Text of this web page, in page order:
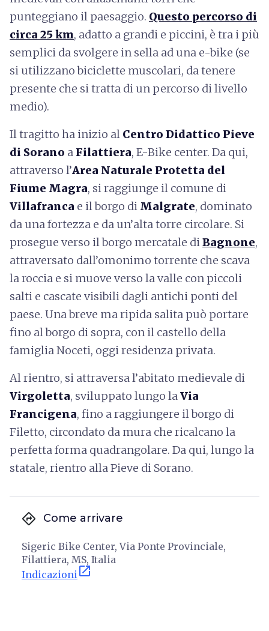
punteggiano il paesaggio. Questo percorso di
circa 25 km, adatto a grandi e piccini, è tra i più
semplici da svolgere in sella ad una e-bike (se
si utilizzano biciclette muscolari, da tenere
presente che si tratta di un percorso di livello
medio).
Il tragitto ha inizio al Centro Didattico Pieve
di Sorano a Filattiera, E-Bike center. Da qui,
attraverso l’Area Naturale Protetta del
Fiume Magra, si raggiunge il comune di
Villafranca e il borgo di Malgrate, dominato
da una fortezza e da un’alta torre circolare. Si
prosegue verso il borgo mercatale diBagnone,
attraversato dall’omonimo torrente che scava
la roccia e si muove verso la valle con piccoli
salti e cascate visibili dagli antichi ponti del
paese. Una breve ma ripida salita può portare
fino al borgo di sopra, con il castello della
famiglia Noceti, oggi residenza privata.
Al rientro, si attraversa l’abitato medievale di
Virgoletta, sviluppato lungo laVia
Francigena, fino a raggiungere il borgo di
Filetto, circondato da mura che ricalcano la
perfetta forma quadrangolare. Da qui, lungo la
statale, rientro alla Pieve di Sorano.
directions Come arrivare
Sigeric Bike Center, Via Ponte Provinciale,
Filattiera, MS, Italia
Indicazioni open_in_new